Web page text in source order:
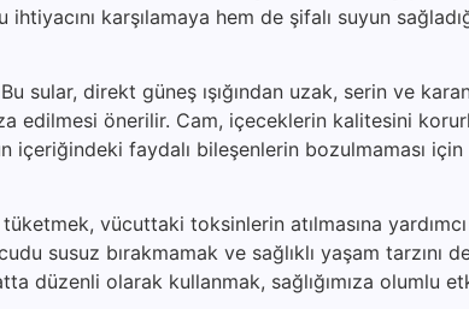
karşılamaya hem de şifalı suyun
sular, direkt güneş ışığından uzak, serin ve
edilmesi önerilir. Cam, içeceklerin kalitesini
içeriğindeki faydalı bileşenlerin bozulmaması
vücuttaki toksinlerin atılmasına
susuz bırakmamak ve sağlıklı yaşam tarzını
düzenli olarak kullanmak, sağlığımıza olumlu